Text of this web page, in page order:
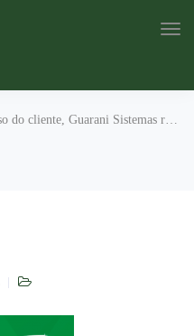
Guarani Sistemas realiza o CS Day